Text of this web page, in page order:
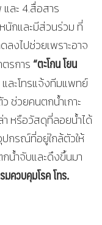
ละ 4.สื่อสาร
นักและมีส่วนร่วม ที่
งไปช่วยเพราะอาจ
รการ“ตะโกน โยน
ละโทรแจ้งทีมแพทย์
ช่วยคนตกน้ำเกาะ
หรือวัสดุที่ลอยน้ำได้
ปกรณ์ที่อยู่ใกล้ตัวให้
กน้ำจับและดึงขึ้นมา
ควบคุมโรค โทร.